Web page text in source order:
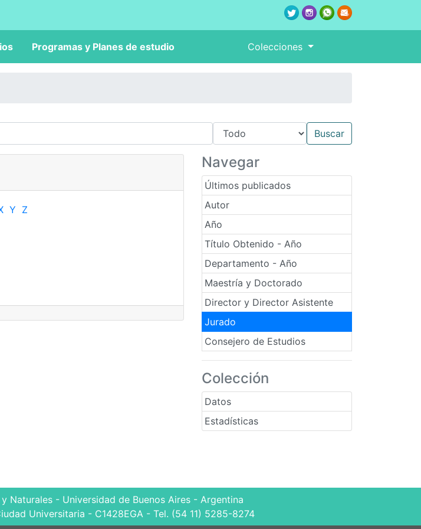
Programas y Planes de estudio Colecciones
Navegar
Últimos publicados
Autor
Año
Título Obtenido - Año
Departamento - Año
Maestría y Doctorado
Director y Director Asistente
Jurado
Consejero de Estudios
Colección
Datos
Estadísticas
Y Z
Naturales - Universidad de Buenos Aires - Argentina
Universitaria - C1428EGA - Tel. (54 11) 5285-8274